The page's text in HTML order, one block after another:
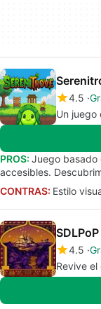
4.5
Un juego
PROS: Juego basado
accesibles.
CONTRAS: Estilo
SDLPoP
4.5
Revive